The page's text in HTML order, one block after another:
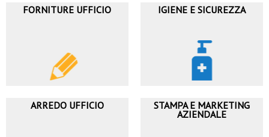
FORNITURE UFFICIO IGIENE E SICUREZZA
ARREDO UFFICIO STAMPA E MARKETING
AZIENDALE